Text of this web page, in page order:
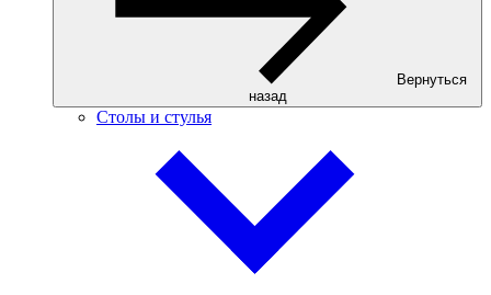
Вернуться
назад
Столы и стулья